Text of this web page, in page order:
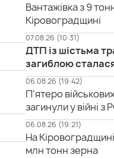
Вантажівка з 9
Кіровоградщині
07.08.26 (10:31)
ДТП із шістьма
загиблою
06.08.26 (19:42)
П'ятеро
загинули у війні з
06.08.26 (19:21)
На
млн тонн зерна